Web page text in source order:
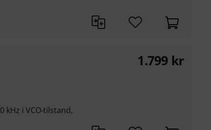
kHz i VCO-tilstand,
1.799 kr